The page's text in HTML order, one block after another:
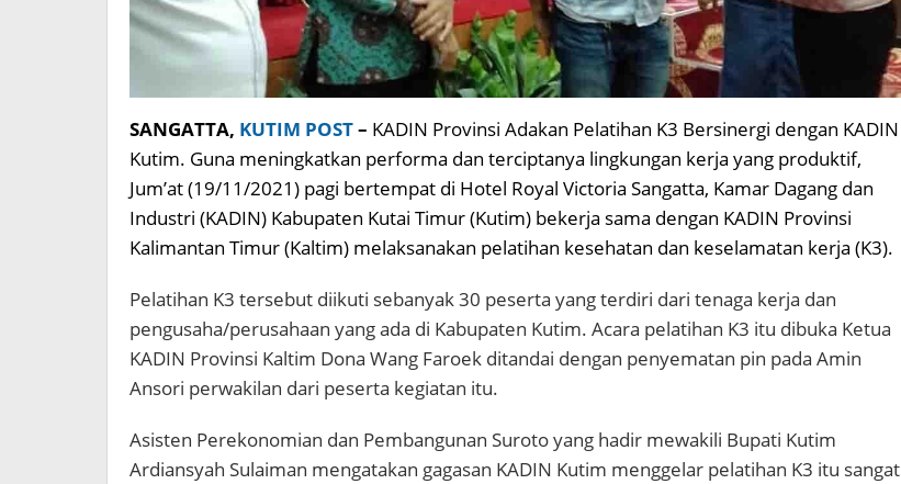
SANGATTA, KUTIM POST– KADIN Provinsi Adakan Pelatihan K3 Bersinergi dengan KADIN
Kutim. Guna meningkatkan performa dan terciptanya lingkungan kerja yang produktif,
Jum’at (19/11/2021) pagi bertempat di Hotel Royal Victoria Sangatta, Kamar Dagang dan
Industri (KADIN) Kabupaten Kutai Timur (Kutim) bekerja sama dengan KADIN Provinsi
Kalimantan Timur (Kaltim) melaksanakan pelatihan kesehatan dan keselamatan kerja (K3).
Pelatihan K3 tersebut diikuti sebanyak 30 peserta yang terdiri dari tenaga kerja dan
pengusaha/perusahaan yang ada di Kabupaten Kutim. Acara pelatihan K3 itu dibuka Ketua
KADIN Provinsi Kaltim Dona Wang Faroek ditandai dengan penyematan pin pada Amin
Ansori perwakilan dari peserta kegiatan itu.
Asisten Perekonomian dan Pembangunan Suroto yang hadir mewakili Bupati Kutim
Ardiansyah Sulaiman mengatakan gagasan KADIN Kutim menggelar pelatihan K3 itu sangat